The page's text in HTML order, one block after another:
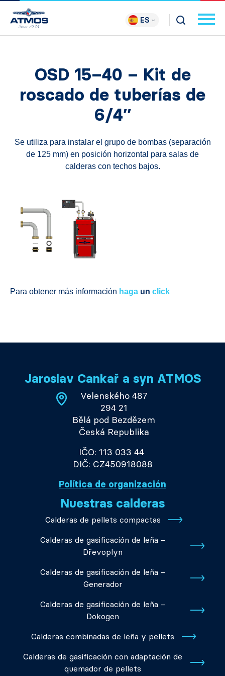
ES
OSD 15–40 – Kit de
roscado de tuberías de
6/4″
Se utiliza para instalar el grupo de bombas (separación
de 125 mm) en posición horizontal para salas de
calderas con techos bajos.
Para obtener más información haga un click
Jaroslav Cankař a syn ATMOS
Velenského 487
294 21
Bělá pod Bezdězem
Česká Republika
IČO: 113 033 44
DIČ: CZ450918088
Política de organización
Nuestras calderas
Calderas de pellets compactas
Calderas de gasificación de leña –
Dřevoplyn
Calderas de gasificación de leña –
Generador
Calderas de gasificación de leña –
Dokogen
Calderas combinadas de leña y pellets
Calderas de gasificación con adaptación de
quemador de pellets